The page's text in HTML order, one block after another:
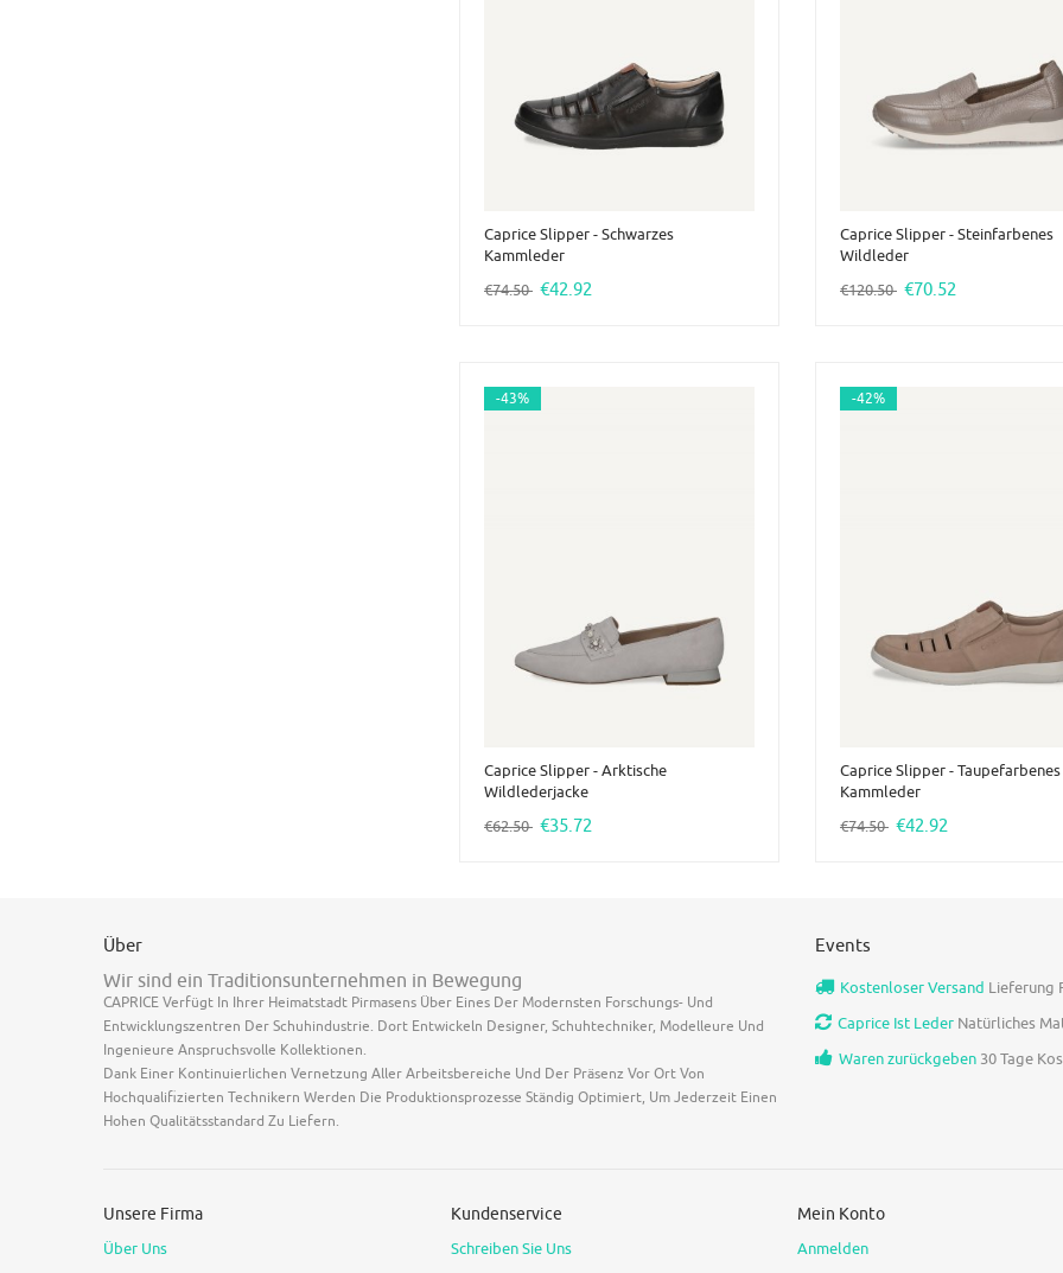
Caprice Slipper - Schwarzes
Kammleder
€74.50 €42.92
Caprice Slipper - Steinfarbenes
Wildleder
€120.50 €70.52
Caprice Slipper - Arktische
Wildlederjacke
€62.50 €35.72
-43%
Caprice Slipper - Taupefarbenes
Kammleder
€74.50 €42.92
-42%
Über
Wir sind ein Traditionsunternehmen in Bewegung
CAPRICE Verfügt In Ihrer Heimatstadt Pirmasens Über Eines Der Modernsten Forschungs- Und
Entwicklungszentren Der Schuhindustrie. Dort Entwickeln Designer, Schuhtechniker, Modelleure Und
Ingenieure Anspruchsvolle Kollektionen.
Dank Einer Kontinuierlichen Vernetzung Aller Arbeitsbereiche Und Der Präsenz Vor Ort Von
Hochqualifizierten Technikern Werden Die Produktionsprozesse Ständig Optimiert, Um Jederzeit Einen
Hohen Qualitätsstandard Zu Liefern.
Events
Kostenloser Versand Lieferung
Caprice Ist Leder Natürliches
Waren zurückgeben 30 Tage
Unsere Firma
Über Uns
Kundenservice
Schreiben Sie Uns
Mein Konto
Anmelden